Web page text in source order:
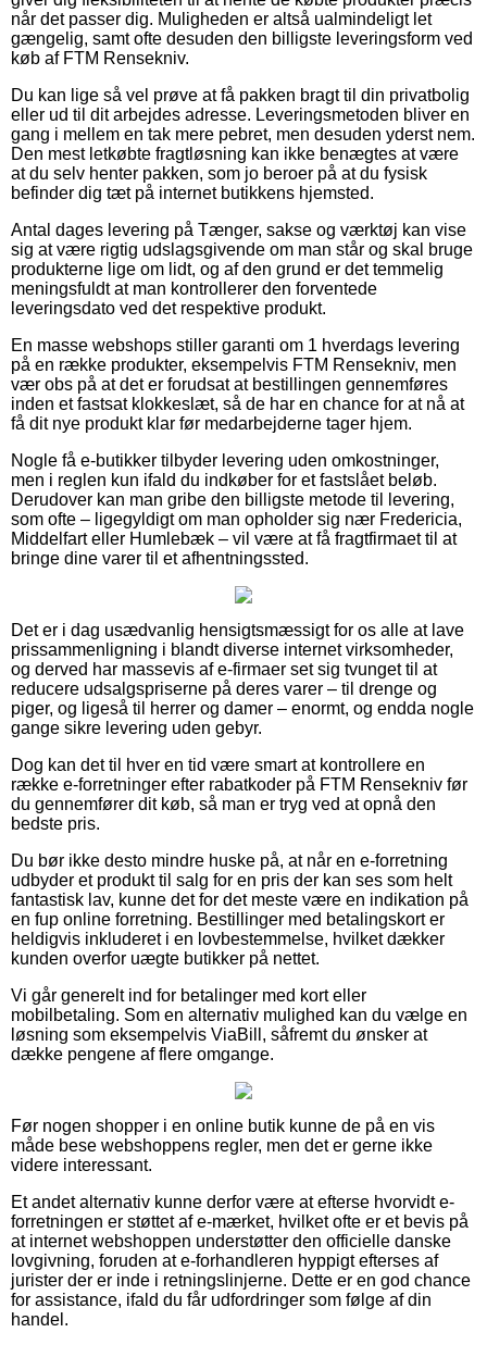
når det passer dig. Muligheden er altså ualmindeligt let
gængelig, samt ofte desuden den billigste leveringsform ved
køb af FTM Rensekniv.
Du kan lige så vel prøve at få pakken bragt til din privatbolig
eller ud til dit arbejdes adresse. Leveringsmetoden bliver en
gang i mellem en tak mere pebret, men desuden yderst nem.
Den mest letkøbte fragtløsning kan ikke benægtes at være
at du selv henter pakken, som jo beroer på at du fysisk
befinder dig tæt på internet butikkens hjemsted.
Antal dages levering på Tænger, sakse og værktøj kan vise
sig at være rigtig udslagsgivende om man står og skal bruge
produkterne lige om lidt, og af den grund er det temmelig
meningsfuldt at man kontrollerer den forventede
leveringsdato ved det respektive produkt.
En masse webshops stiller garanti om 1 hverdags levering
på en række produkter, eksempelvis FTM Rensekniv, men
vær obs på at det er forudsat at bestillingen gennemføres
inden et fastsat klokkeslæt, så de har en chance for at nå at
få dit nye produkt klar før medarbejderne tager hjem.
Nogle få e-butikker tilbyder levering uden omkostninger,
men i reglen kun ifald du indkøber for et fastslået beløb.
Derudover kan man gribe den billigste metode til levering,
som ofte – ligegyldigt om man opholder sig nær Fredericia,
Middelfart eller Humlebæk – vil være at få fragtfirmaet til at
bringe dine varer til et afhentningssted.
Det er i dag usædvanlig hensigtsmæssigt for os alle at lave
prissammenligning i blandt diverse internet virksomheder,
og derved har massevis af e-firmaer set sig tvunget til at
reducere udsalgspriserne på deres varer – til drenge og
piger, og ligeså til herrer og damer – enormt, og endda nogle
gange sikre levering uden gebyr.
Dog kan det til hver en tid være smart at kontrollere en
række e-forretninger efter rabatkoder på FTM Rensekniv før
du gennemfører dit køb, så man er tryg ved at opnå den
bedste pris.
Du bør ikke desto mindre huske på, at når en e-forretning
udbyder et produkt til salg for en pris der kan ses som helt
fantastisk lav, kunne det for det meste være en indikation på
en fup online forretning. Bestillinger med betalingskort er
heldigvis inkluderet i en lovbestemmelse, hvilket dækker
kunden overfor uægte butikker på nettet.
Vi går generelt ind for betalinger med kort eller
mobilbetaling. Som en alternativ mulighed kan du vælge en
løsning som eksempelvis ViaBill, såfremt du ønsker at
dække pengene af flere omgange.
Før nogen shopper i en online butik kunne de på en vis
måde bese webshoppens regler, men det er gerne ikke
videre interessant.
Et andet alternativ kunne derfor være at efterse hvorvidt e-
forretningen er støttet af e-mærket, hvilket ofte er et bevis på
at internet webshoppen understøtter den officielle danske
lovgivning, foruden at e-forhandleren hyppigt efterses af
jurister der er inde i retningslinjerne. Dette er en god chance
for assistance, ifald du får udfordringer som følge af din
handel.